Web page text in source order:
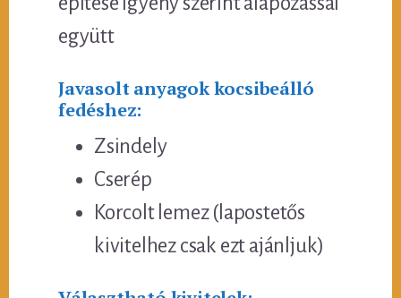
együtt
Javasolt anyagok kocsibeálló
fedéshez:
Zsindely
Cserép
Korcolt lemez (lapostetős
kivitelhez csak ezt ajánljuk)